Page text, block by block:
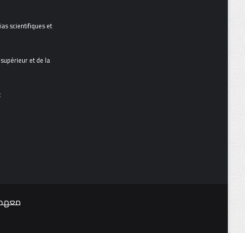
scientifiques et
et de la
معهد